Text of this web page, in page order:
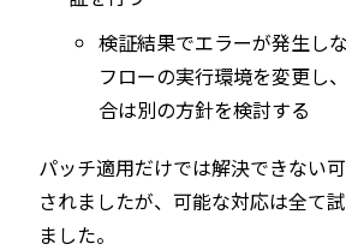
検証結果でエラーが発生し
フローの実行環境を変更し
合は別の方針を検討する
パッチ適用だけでは解決できない
されましたが、可能な対応は全て
ました。